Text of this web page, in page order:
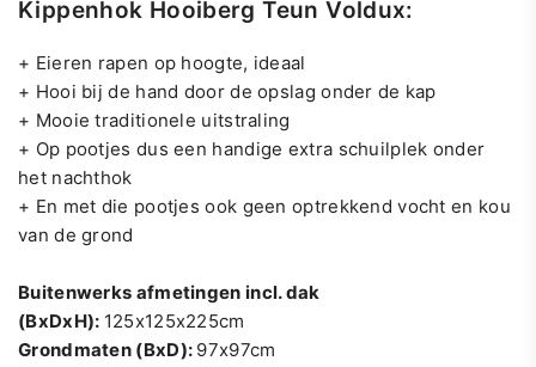
Kippenhok Hooiberg Teun Voldux:
+ Eieren rapen op hoogte, ideaal
+ Hooi bij de hand door de opslag onder de kap
+ Mooie traditionele uitstraling
+ Op pootjes dus een handige extra schuilplek onder
het nachthok
+ En met die pootjes ook geen optrekkend vocht en kou
van de grond
Buitenwerks afmetingen incl. dak
(BxDxH): 125x125x225cm
Grondmaten (BxD): 97x97cm